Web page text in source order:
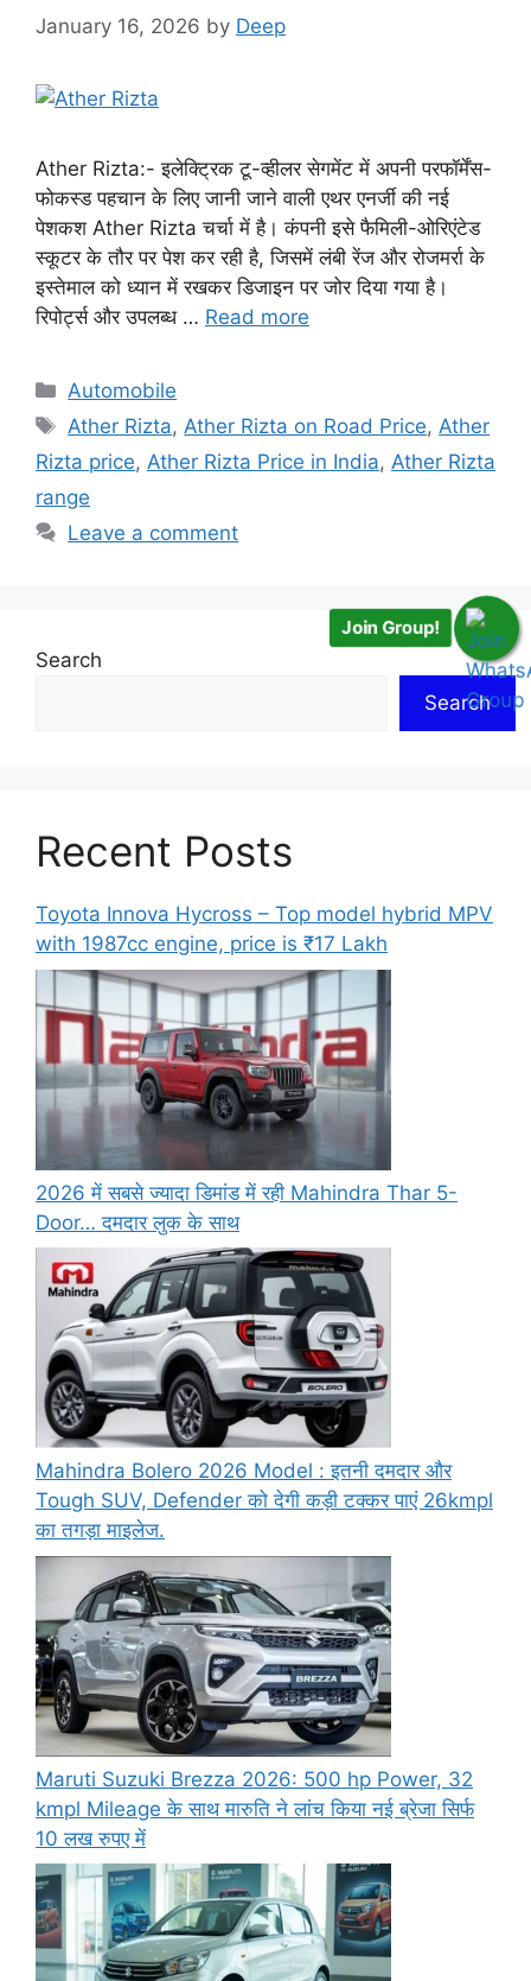
January 16, 2026 by Deep
Ather Rizta:- इलेक्ट्रिक टू-व्हीलर सेगमेंट में अपनी परफॉर्मेंस-
फोकस्ड पहचान के लिए जानी जाने वाली एथर एनर्जी की नई
पेशकश Ather Rizta चर्चा में है। कंपनी इसे फैमिली-ओरिएंटेड
स्कूटर के तौर पर पेश कर रही है, जिसमें लंबी रेंज और रोजमर्रा के
इस्तेमाल को ध्यान में रखकर डिजाइन पर जोर दिया गया है।
रिपोर्ट्स और उपलब्ध … Read more
Categories
Automobile
Tags
Ather Rizta,Ather Rizta on Road Price,Ather
Rizta price, Ather Rizta Price in India, Ather Rizta
range
Leave a comment
Search
Search
Recent Posts
Toyota Innova Hycross – Top model hybrid MPV
with 1987cc engine, price is ₹17 Lakh
2026 में सबसे ज्यादा डिमांड में रही Mahindra Thar 5-
Door… दमदार लुक के साथ
Mahindra Bolero 2026 Model : इतनी दमदार और
Tough SUV, Defender को देगी कड़ी टक्कर पाएं 26kmpl
का तगड़ा माइलेज.
Maruti Suzuki Brezza 2026: 500 hp Power, 32
kmpl Mileage के साथ मारुति ने लांच किया नई ब्रेजा सिर्फ
10 लख रुपए में
Join Group!